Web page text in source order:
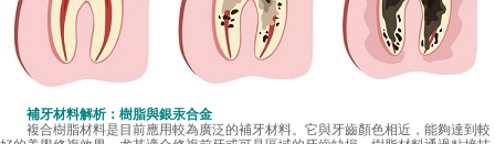
補牙材料解析：樹脂與銀汞合金
複合樹脂材料是目前應用較為廣泛的補牙材料。它與牙齒顏色相近，能夠達到較